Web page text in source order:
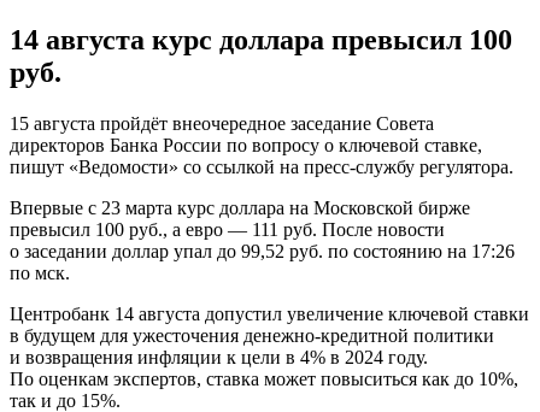
14 августа курс доллара превысил 100
руб.
15 августа пройдёт внеочередное заседание Совета
директоров Банка России по вопросу о ключевой ставке,
пишут «Ведомости» со ссылкой на пресс-службу регулятора.
Впервые с 23 марта курс доллара на Московской бирже
превысил 100 руб., а евро — 111 руб. После новости
о заседании доллар упал до 99,52 руб. по состоянию на 17:26
по мск.
Центробанк 14 августа допустил увеличение ключевой ставки
в будущем для ужесточения денежно-кредитной политики
и возвращения инфляции к цели в 4% в 2024 году.
По оценкам экспертов, ставка может повыситься как до 10%,
так и до 15%.